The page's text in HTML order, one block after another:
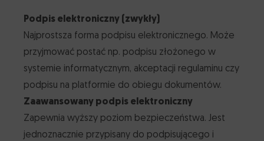
Podpis elektroniczny (zwykły)
Najprostsza forma podpisu elektronicznego. Może
przyjmować postać np. podpisu złożonego w
systemie informatycznym, akceptacji regulaminu czy
podpisu na platformie do obiegu dokumentów.
Zaawansowany podpis elektroniczny
Zapewnia wyższy poziom bezpieczeństwa. Jest
jednoznacznie przypisany do podpisującego i